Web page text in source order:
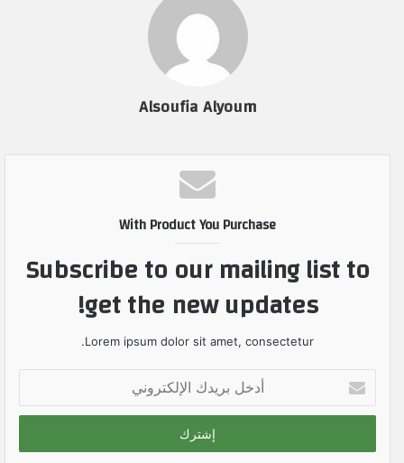
Alsoufia Alyoum
With Product You Purchase
Subscribe to our mailing list to
get the new updates!
Lorem ipsum dolor sit amet, consectetur.
خ
ب